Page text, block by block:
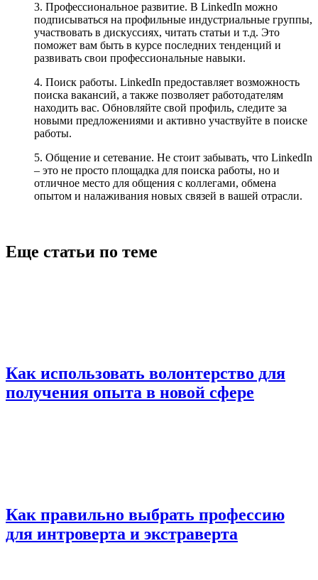
3. Профессиональное развитие. В LinkedIn можно
подписываться на профильные индустриальные группы,
участвовать в дискуссиях, читать статьи и т.д. Это
поможет вам быть в курсе последних тенденций и
развивать свои профессиональные навыки.
4. Поиск работы. LinkedIn предоставляет возможность
поиска вакансий, а также позволяет работодателям
находить вас. Обновляйте свой профиль, следите за
новыми предложениями и активно участвуйте в поиске
работы.
5. Общение и сетевание. Не стоит забывать, что LinkedIn
– это не просто площадка для поиска работы, но и
отличное место для общения с коллегами, обмена
опытом и налаживания новых связей в вашей отрасли.
Еще статьи по теме
Как использовать волонтерство для
получения опыта в новой сфере
Как правильно выбрать профессию
для интроверта и экстраверта